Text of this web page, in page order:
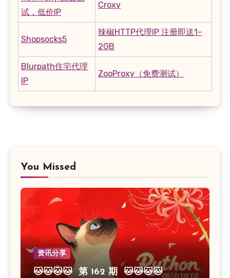
试，低价IP
Croxy
Shopsocks5
辣椒HTTP代理IP 注册即送1-
2GB
Blurpath住宅代理
IP
ZooProxy（免费测试）
You Missed
资讯分享
🐱🐱🐱🐱 第 162 期 🐱🐱🐱🐱